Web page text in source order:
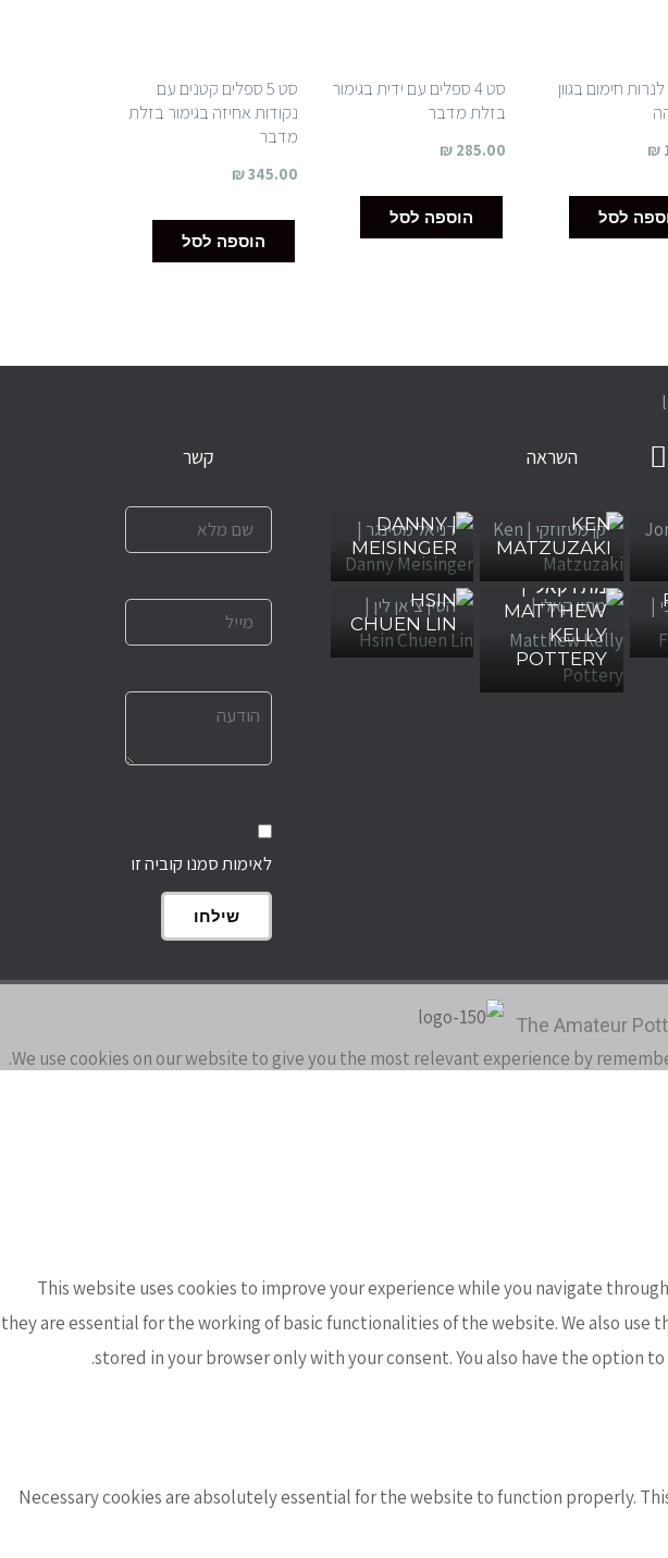
חימום בגוון
₪
לסל
סט 4 ספלים עם ידית בגימור
בזלת מדבר
₪ 285.00
הוספה לסל
סט 5 ספלים קטנים עם
נקודות אחיזה בגימור בזלת
מדבר
₪345.00
הוספה לסל
השראה
| DANNY
MEISINGER
KEN
MATZUZAKI
הסין צ׳אן לין |
HSIN
CHUEN LIN
מתיו קאלי |
MATTHEW
KELLY
POTTERY
קשר
לאימות סמנו קוביה זו
שילחו
The Amateur
We use cookies on our website to give you the most relevant experience by
This website uses cookies to improve your experience while you navigate
they are essential for the working of basic functionalities of the website. We also
stored in your browser only with your consent. You also have the option
Necessary cookies are absolutely essential for the website to function properly.